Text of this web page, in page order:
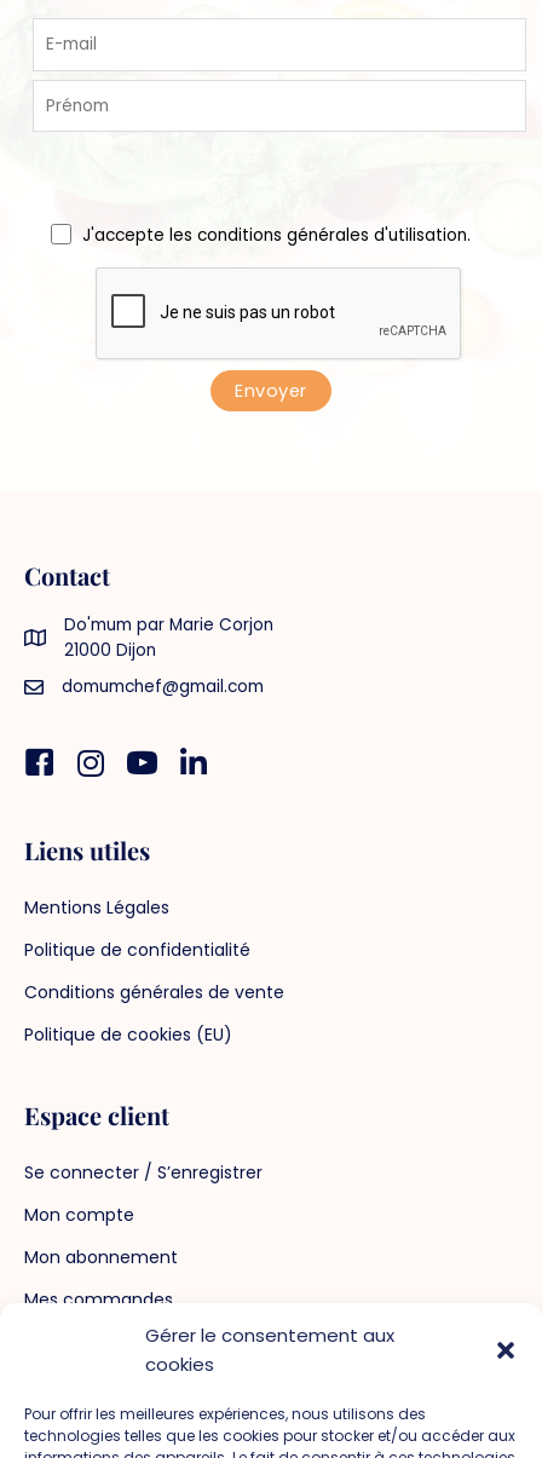
Gérer le consentement aux
cookies
Pour offrir les meilleures expériences, nous utilisons des
technologies telles que les cookies pour stocker et/ou accéder aux
J'accepte les conditions générales d'utilisation.
Contact
Do'mum par Marie Corjon
21000 Dijon
domumchef@gmail.com
FacebookInstagramYou tubeLinkedin
Liens utiles
Mentions Légales
Politique de confidentialité
Conditions générales de vente
Politique de cookies (EU)
Espace client
Se connecter / S’enregistrer
Mon compte
Mon abonnement
Mes commandes
Mot de passe perdu
Crédits